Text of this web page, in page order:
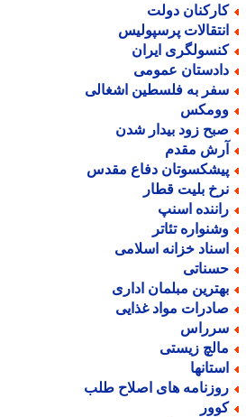
دولت
پرسپولیس
ایران
عمومی
به فلسطین اشغالی
زود بیدار شدن
مقدم
دفاع مقدس
بلیت قطار
اسنپ
تئاتر
خزانه اسلامی
مبلمان اداری
مواد غذایی
زیستی
های اصلاح طلب